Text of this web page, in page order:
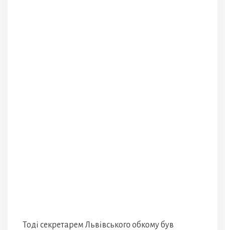
Тоді секретарем Львівського обкому був